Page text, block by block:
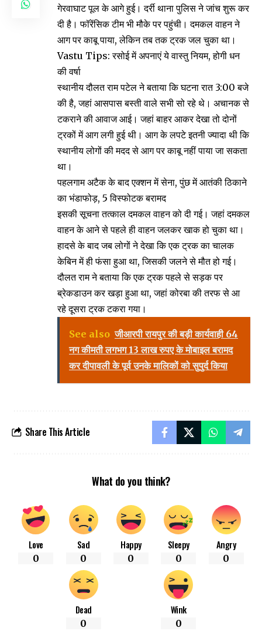
गेरवाघाट पूल के आगे हुई। दर्री थाना पुलिस ने जांच शुरू कर
दी है। फॉरेंसिक टीम भी मौके पर पहुंची। दमकल वाहन ने
आग पर काबू पाया, लेकिन तब तक ट्रक जल चुका था।
Vastu Tips: रसोई में अपनाएं ये वास्तु नियम, होगी धन
की वर्षा
स्थानीय दौलत राम पटेल ने बताया कि घटना रात 3:00 बजे
की है, जहां आसपास बस्ती वाले सभी सो रहे थे। अचानक से
टकराने की आवाज आई। जहां बाहर आकर देखा तो दोनों
ट्रकों में आग लगी हुई थी। आग के लपटे इतनी ज्यादा थी कि
स्थानीय लोगों की मदद से आग पर काबू नहीं पाया जा सकता
था।
पहलगाम अटैक के बाद एक्शन में सेना, पुंछ में आतंकी ठिकाने
का भंडाफोड़, 5 विस्फोटक बरामद
इसकी सूचना तत्काल दमकल वाहन को दी गई। जहां दमकल
वाहन के आने से पहले ही वाहन जलकर खाक हो चुका था।
हादसे के बाद जब लोगों ने देखा कि एक ट्रक का चालक
केबिन में ही फंसा हुआ था, जिसकी जलने से मौत हो गई।
दौलत राम ने बताया कि एक ट्रक पहले से सड़क पर
ब्रेकडाउन कर खड़ा हुआ था, जहां कोरबा की तरफ से आ
रहे दूसरा ट्रक टकरा गया।
See also जीआरपी रायपुर की बड़ी कार्यवाही 64
नग कीमती लगभग 13 लाख रुपए के मोबाइल बरामद
कर दीपावली के पूर्व उनके मालिकों को सुपुर्द किया
Share This Article
What do you think?
Love
0
Sad
0
Happy
0
Sleepy
0
Angry
0
Dead
0
Wink
0